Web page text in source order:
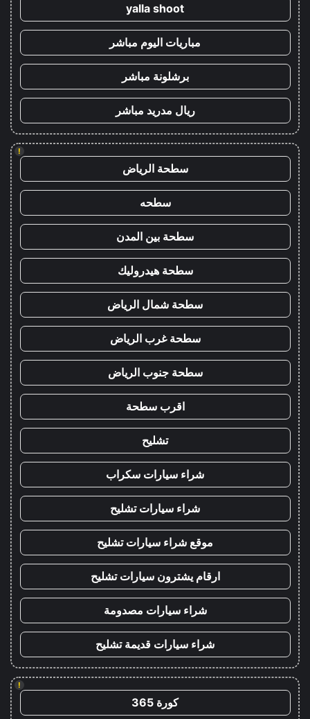
yalla shoot
مباريات اليوم مباشر
برشلونة مباشر
ريال مدريد مباشر
!
سطحة الرياض
سطحه
سطحة بين المدن
سطحة هيدروليك
سطحة شمال الرياض
سطحة غرب الرياض
سطحة جنوب الرياض
اقرب سطحة
تشليح
شراء سيارات سكراب
شراء سيارات تشليح
موقع شراء سيارات تشليح
ارقام يشترون سيارات تشليح
شراء سيارات مصدومة
شراء سيارات قديمة تشليح
!
كورة 365